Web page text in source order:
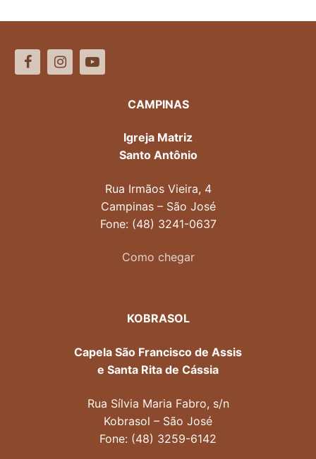
CAMPINAS
Igreja Matriz
Santo Antônio
Rua Irmãos Vieira, 4
Campinas – São José
Fone: (48) 3241-0637
Como chegar
KOBRASOL
Capela São Francisco de Assis
e Santa Rita de Cássia
Rua Sílvia Maria Fabro, s/n
Kobrasol – São José
Fone: (48) 3259-6142